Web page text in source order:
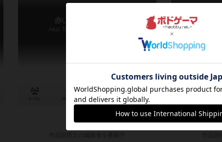
赤い扉とゴリラの鍵
Akai Tobira to Gorilla no Kagi
10分前後 10歳～ 0件
ゴリラ
Gorilla